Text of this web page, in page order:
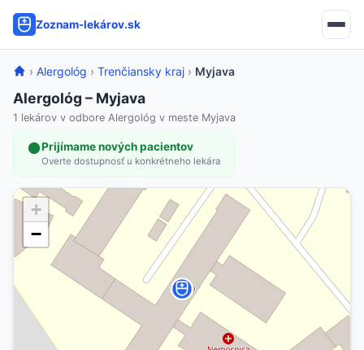
Zoznam-lekárov.sk
› Alergológ › Trenčiansky kraj › Myjava
Alergológ – Myjava
1 lekárov v odbore Alergológ v meste Myjava
Prijímame nových pacientov
Overte dostupnosť u konkrétneho lekára
+
−